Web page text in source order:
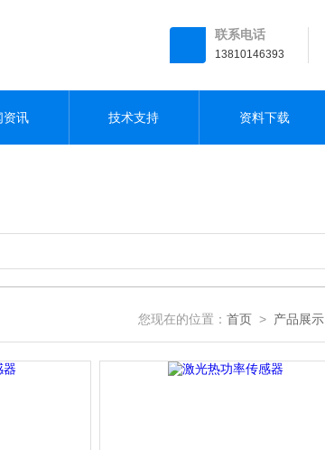
联系电话
13810146393
资讯 技术支持 资料下载
您现在的位置： 首页 > 产品展示